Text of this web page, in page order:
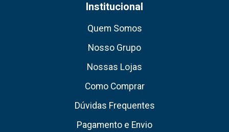
Institucional
Quem Somos
Nosso Grupo
Nossas Lojas
Como Comprar
Dúvidas Frequentes
Pagamento e Envio